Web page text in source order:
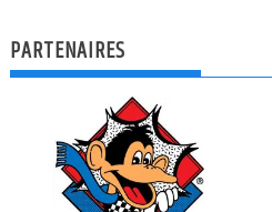
PARTENAIRES